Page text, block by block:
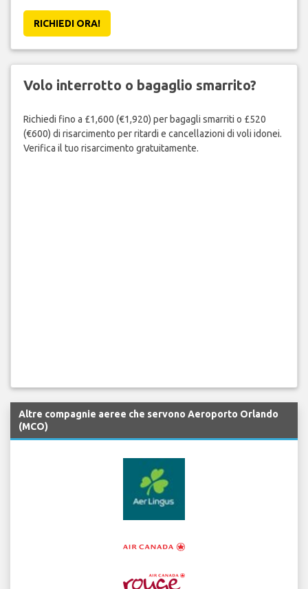
RICHIEDI ORA!
Volo interrotto o bagaglio smarrito?
Richiedi fino a £1,600 (€1,920) per bagagli smarriti o £520
(€600) di risarcimento per ritardi e cancellazioni di voli idonei.
Verifica il tuo risarcimento gratuitamente.
Altre compagnie aeree che servono Aeroporto Orlando
(MCO)